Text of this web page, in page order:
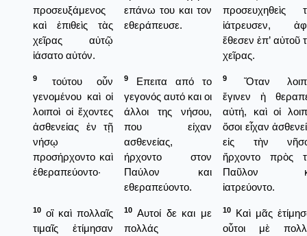
προσευξάμενος
καὶ ἐπιθεὶς τὰς
χεῖρας αὐτῷ
ἰάσατο αὐτόν.
επάνω του και τον
εθεράπευσε.
προσευχηθεὶς
ἰάτρευσεν,
ἔθεσεν ἐπ’ αὐτοῦ
χεῖρας.
9
τούτου οὖν
γενομένου καὶ οἱ
λοιποὶ οἱ ἔχοντες
ἀσθενείας ἐν τῇ
νήσῳ
προσήρχοντο καὶ
ἐθεραπεύοντο·
9
Επειτα από το
γεγονός αυτό και οι
άλλοι της νήσου,
που είχαν
ασθενείας,
ήρχοντο στον
Παύλον και
εθεραπεύοντο.
9
Ὅταν
ἔγινεν ἡ
αὐτή, καὶ οἱ
ὅσοι εἶχαν
εἰς τὴν
ἤρχοντο πρὸς
Παῦλον
ἰατρεύοντο.
10 οἳ καὶ πολλαῖς
τιμαῖς ἐτίμησαν
10 Αυτοί δε και με
πολλάς
10
Καὶ μᾶς
οὗτοι μὲ